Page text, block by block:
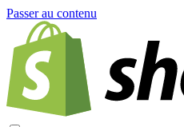
Passer au contenu